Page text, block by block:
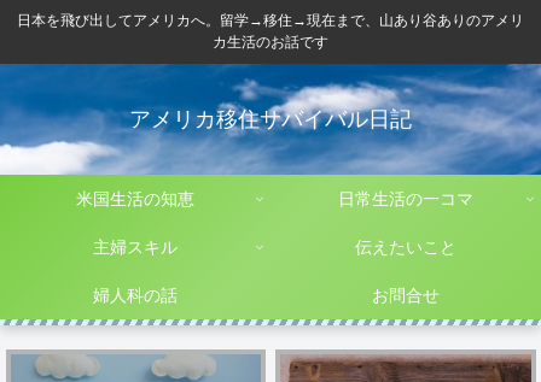
日本を飛び出してアメリカへ。留学→移住→現在まで、山あり谷ありのアメリ
カ生活のお話です
アメリカ移住サバイバル日記
米国生活の知恵 日常生活の一コマ
主婦スキル 伝えたいこと
婦人科の話 お問合せ